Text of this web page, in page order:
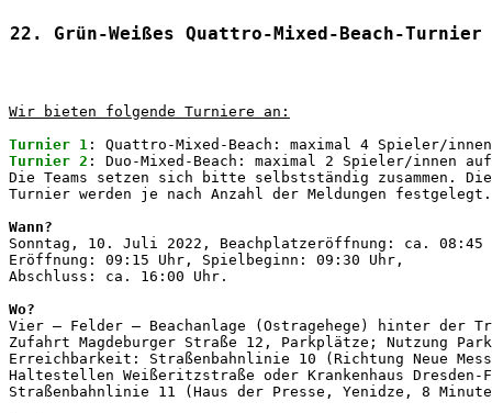
22. Grün-Weißes Quattro-Mixed-Beach-Turnier
Wir bieten folgende Turniere an:
Turnier 1
Turnier 2 : Duo-Mixed-Beach: maximal 2 Spieler/innen
Die Teams setzen sich bitte selbstständig zusammen.
Wann?
Sonntag, 10. Juli 2022, Beachplatzeröffnung: ca.
Eröffnung: 09:15 Uhr, Spielbeginn: 09:30 Uhr,
Wo?
Vier – Felder – Beachanlage (Ostragehege) hinter der
Zufahrt Magdeburger Straße 12, Parkplätze; Nutzung
Erreichbarkeit: Straßenbahnlinie 10 (Richtung Neue
Haltestellen Weißeritzstraße oder Krankenhaus